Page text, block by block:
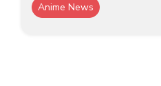
Anime News